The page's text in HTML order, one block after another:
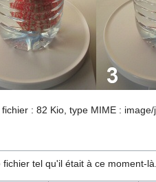
: 82 Kio, type MIME : image/
tel qu'il était à ce moment-là.